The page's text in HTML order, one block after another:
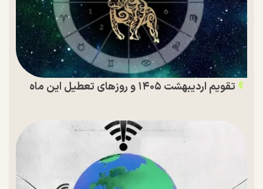
تقویم اردیبهشت ۱۴۰۵ و روز‌های تعطیل این ماه